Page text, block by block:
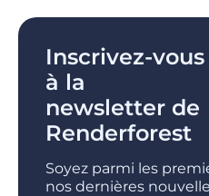
Inscrivez-vous
à la
newsletter de
Renderforest
Soyez parmi les
nos dernières